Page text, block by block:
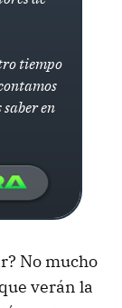
tiempo
en
No mucho
verán la